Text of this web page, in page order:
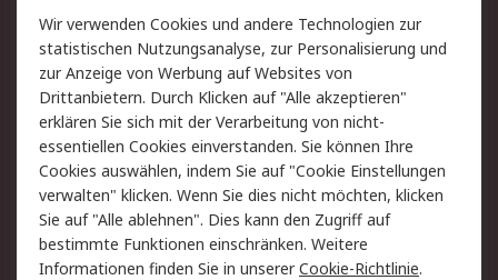
Rücksendungen
Kontakt
Hilfe
Rechtliches
AGB
Datenschutz
Cookie-Richtlinie
Zahlungsbedingungen
Copyright/Impressum
Über RS
Wir verwenden Cookies und andere Technologien zur
statistischen Nutzungsanalyse, zur Personalisierung und
zur Anzeige von Werbung auf Websites von
Drittanbietern. Durch Klicken auf "Alle akzeptieren"
erklären Sie sich mit der Verarbeitung von nicht-
essentiellen Cookies einverstanden. Sie können Ihre
Cookies auswählen, indem Sie auf "Cookie Einstellungen
verwalten" klicken. Wenn Sie dies nicht möchten, klicken
Sie auf "Alle ablehnen". Dies kann den Zugriff auf
bestimmte Funktionen einschränken. Weitere
Informationen finden Sie in unsererCookie-Richtlinie.